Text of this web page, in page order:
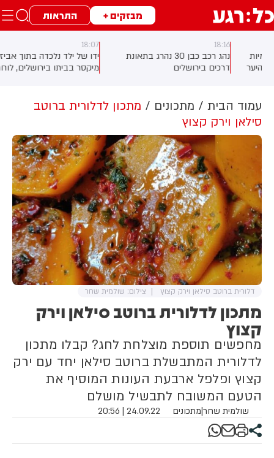
מבזקים + התראות
נהג רכב כבן 30 נהרג בתאונת
דרכים בירושלים
ידו של ילד נלכדה בתוך אביזר של
מיקסר בביתו בירושלים, לוחמי
עמוד הבית מתכונים
מתכון לדלורית ברוטב
סילאן וירק קצוץ
מתכון לדלורית ברוטב סילאן וירק
קצוץ
מחפשים תוספת מוצלחת לחג? קבלו מתכון
לדלורית המתבשלת ברוטב סילאן יחד עם ירק
קצוץ ופלפל ארבעת העונות המוסיף את
הטעם המשובח לתבשיל מושלם
שולמית שחר|מתכונים 24.09.22 | 20:56
דלורית ברוטב סילאן וירק קצוץ צילום: שולמית שחר